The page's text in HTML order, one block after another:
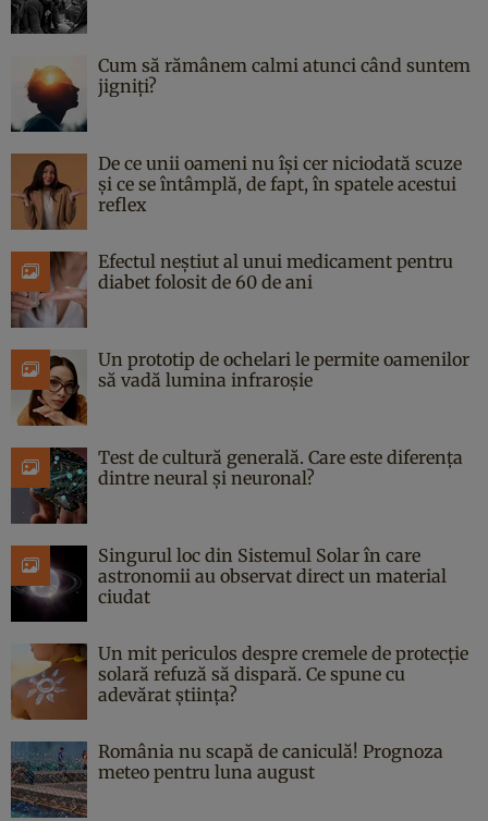
Cum să rămânem calmi atunci când suntem
jigniți?
De ce unii oameni nu își cer niciodată scuze
și ce se întâmplă, de fapt, în spatele acestui
reflex
Efectul neștiut al unui medicament pentru
diabet folosit de 60 de ani
Un prototip de ochelari le permite oamenilor
să vadă lumina infraroșie
Test de cultură generală. Care este diferența
dintre neural și neuronal?
Singurul loc din Sistemul Solar în care
astronomii au observat direct un material
ciudat
Un mit periculos despre cremele de protecție
solară refuză să dispară. Ce spune cu
adevărat știința?
România nu scapă de caniculă! Prognoza
meteo pentru luna august